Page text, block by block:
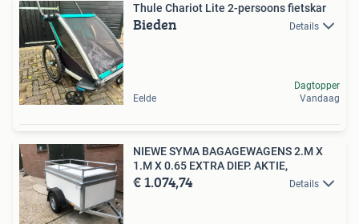
Thule Chariot Lite 2-persoons fietskar
Bieden Details
Eelde
Dagtopper
Vandaag
NIEWE SYMA BAGAGEWAGENS 2.M X
1.M X 0.65 EXTRA DIEP. AKTIE,
€ 1.074,74 Details